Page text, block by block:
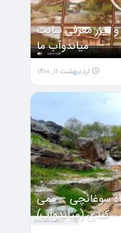
تیزر معرفی سایت
میاندوآب ما
اردیبهشت ۱۱, ۱۴۰۰
سوغانچی – ممی
کندی (میاندوآب)